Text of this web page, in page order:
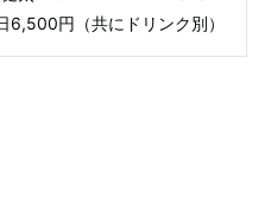
円（共にドリンク別）